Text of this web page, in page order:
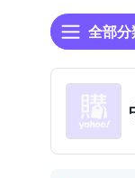
全部分